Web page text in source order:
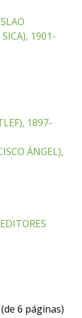
1901-
1897-
ÁNGEL),
(de 6 páginas)